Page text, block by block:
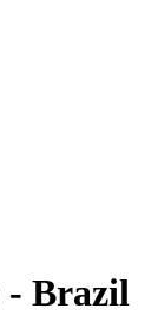
- Brazil